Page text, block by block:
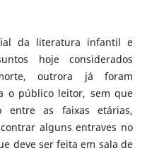
da literatura infantil e
hoje considerados
outrora já foram
o público leitor, sem que
entre as faixas etárias,
alguns entraves no
deve ser feita em sala de